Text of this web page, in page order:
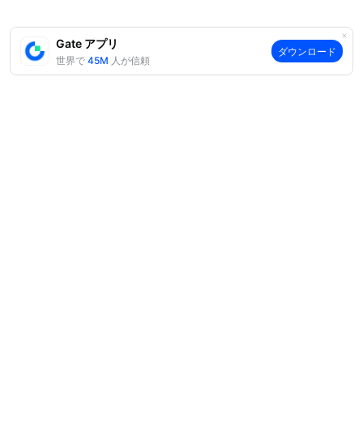
Gate アプリ
世界で 45M 人が信頼
ダウンロード